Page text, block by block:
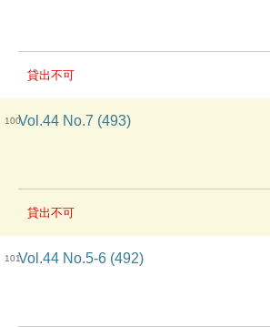
貸出不可
100Vol.44 No.7 (493)
貸出不可
101Vol.44 No.5-6 (492)